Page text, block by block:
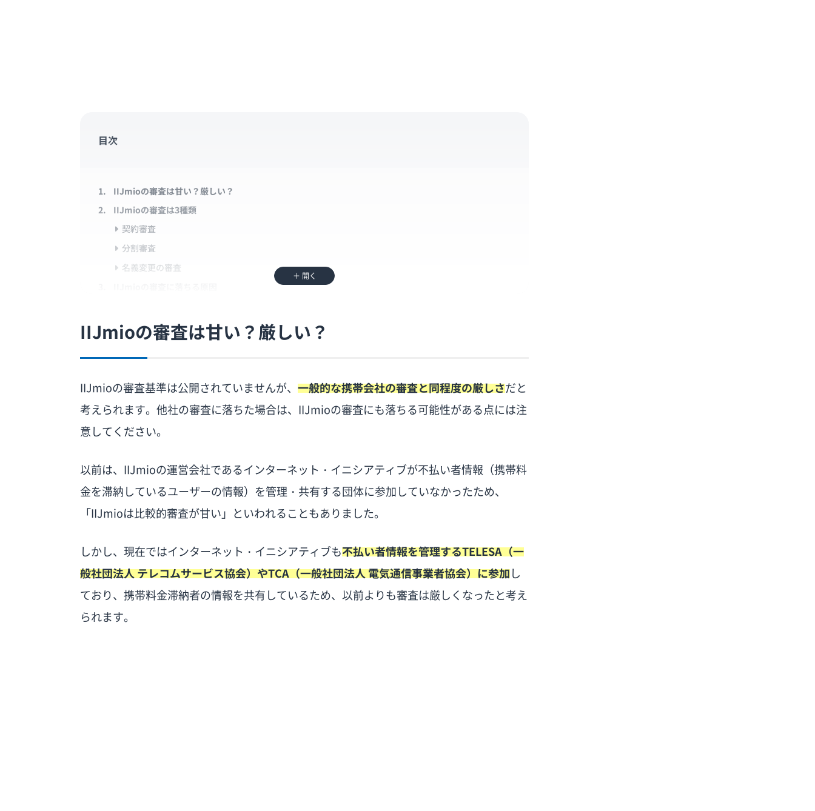
目次
IIJmioの審査は甘い？厳しい？
IIJmioの審査は3種類
契約審査
分割審査
名義変更の審査
6回線目以降の申し込みをしている
18歳未満の人が申し込んでいる
MNP予約番号の期限が切れている
過去にIIJmioで不適切な利用があった
信用情報に問題がある
入力情報や本人確認書類を見直す
同一名義での申し込みは5回線までにする
未成年の場合は親権者名義で申し込む
MNP予約番号の有効期限内に申し込む
滞納中の料金を支払ってから申し込む
端末は10万円以下のものを選ぶ
端末を一括購入する
＋ 開く
IIJmioの審査は甘い？厳しい？
IIJmioの審査基準は公開されていませんが、 一般的な携帯会社の審査と同程度の厳しさだと
考えられます。他社の審査に落ちた場合は、IIJmioの審査にも落ちる可能性がある点には注
意してください。
以前は、IIJmioの運営会社であるインターネット・イニシアティブが不払い者情報（携帯料
金を滞納しているユーザーの情報）を管理・共有する団体に参加していなかったため、
「IIJmioは比較的審査が甘い」といわれることもありました。
しかし、現在ではインターネット・イニシアティブも不払い者情報を管理するTELESA（一
般社団法人 テレコムサービス協会）やTCA（一般社団法人 電気通信事業者協会）に参加し
ており、携帯料金滞納者の情報を共有しているため、以前よりも審査は厳しくなったと考え
られます。